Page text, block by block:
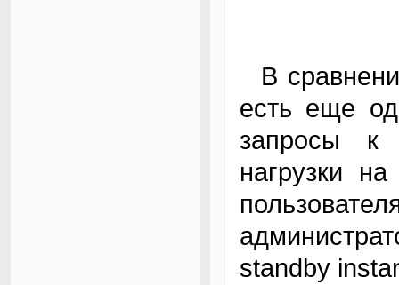
В сравнении с Data Guard у описанной схемы
есть еще
запросы к
нагрузки
standby